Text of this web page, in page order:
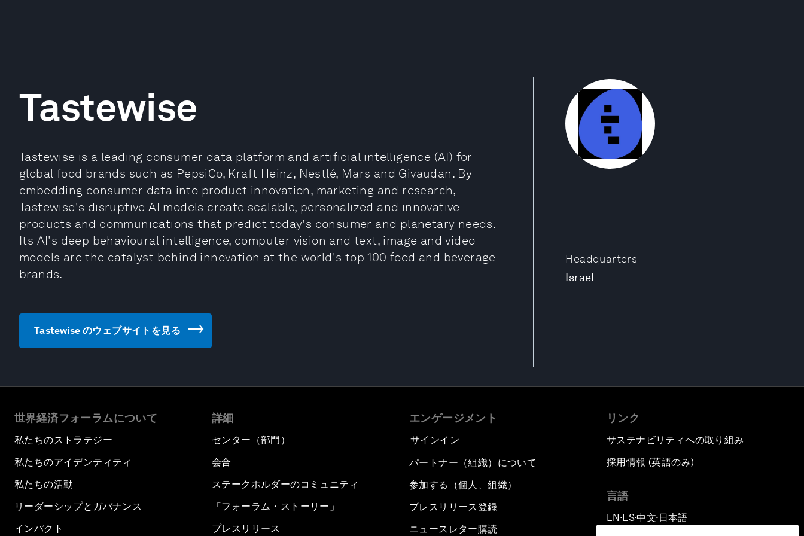
Headquarters
Israel
Tastewise
Tastewise is a leading consumer data platform and artificial intelligence (AI) for
global food brands such as PepsiCo, Kraft Heinz, Nestlé, Mars and Givaudan. By
embedding consumer data into product innovation, marketing and research,
Tastewise's disruptive AI models create scalable, personalized and innovative
products and communications that predict today's consumer and planetary needs.
Its AI's deep behavioural intelligence, computer vision and text, image and video
models are the catalyst behind innovation at the world's top 100 food and beverage
brands.
Tastewise のウェブサイトを見る
世界経済フォーラムについて
私たちのストラテジー
私たちのアイデンティティ
私たちの活動
リーダーシップとガバナンス
インパクト
詳細
センター（部門）
会合
ステークホルダーのコミュニティ
「フォーラム・ストーリー」
プレスリリース
エンゲージメント
サインイン
パートナー（組織）について
参加する（個人、組織）
プレスリリース登録
ニュースレター購読
リンク
サステナビリティへの取り組み
採用情報 (英語のみ)
言語
EN ▪ES▪中文▪ 日本語